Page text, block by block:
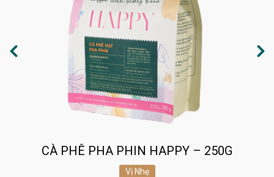
CÀ PHÊ PHA PHIN HAPPY – 250G
Vị Nhẹ